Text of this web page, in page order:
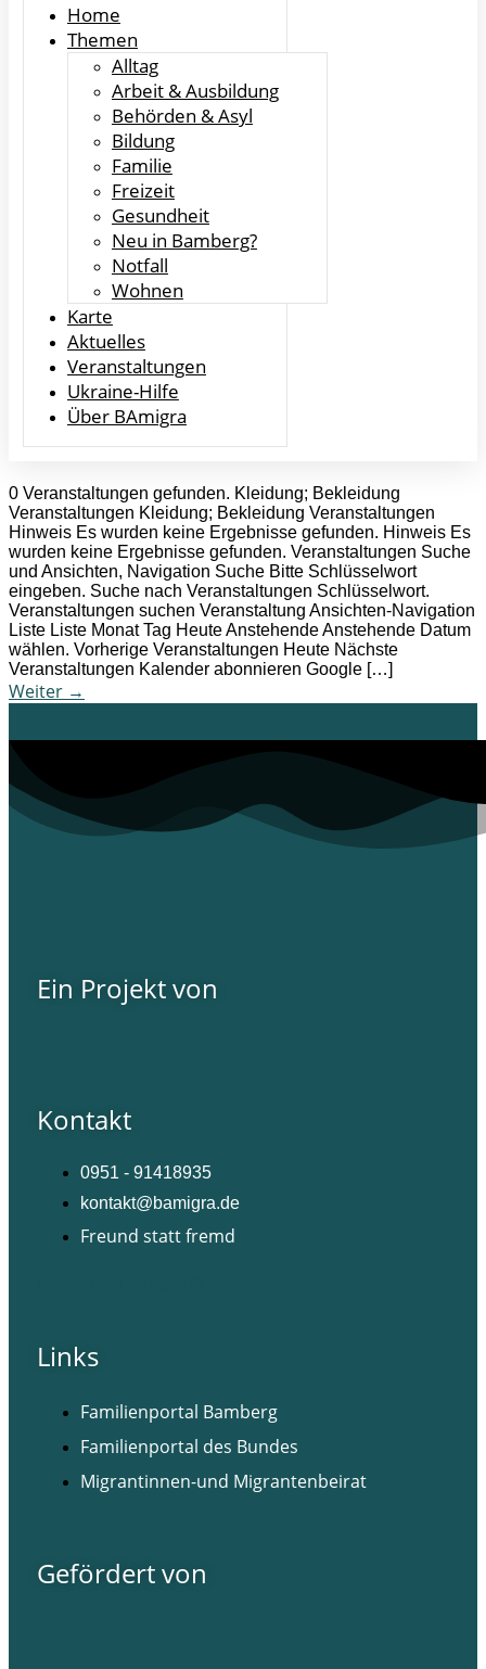
Home
Themen
Alltag
Arbeit & Ausbildung
Behörden & Asyl
Bildung
Familie
Freizeit
Gesundheit
Neu in Bamberg?
Notfall
Wohnen
Karte
Aktuelles
Veranstaltungen
Ukraine-Hilfe
Über BAmigra
0 Veranstaltungen gefunden. Kleidung; Bekleidung
Veranstaltungen Kleidung; Bekleidung Veranstaltungen
Hinweis Es wurden keine Ergebnisse gefunden. Hinweis Es
wurden keine Ergebnisse gefunden. Veranstaltungen Suche
und Ansichten, Navigation Suche Bitte Schlüsselwort
eingeben. Suche nach Veranstaltungen Schlüsselwort.
Veranstaltungen suchen Veranstaltung Ansichten-Navigation
Liste Liste Monat Tag Heute Anstehende Anstehende Datum
wählen. Vorherige Veranstaltungen Heute Nächste
Veranstaltungen Kalender abonnieren Google […]
Weiter →
Ein Projekt von
Kontakt
0951 - 91418935
kontakt@bamigra.de
Freund statt fremd
Links
Familienportal Bamberg
Familienportal des Bundes
Migrantinnen-und Migrantenbeirat
Gefördert von